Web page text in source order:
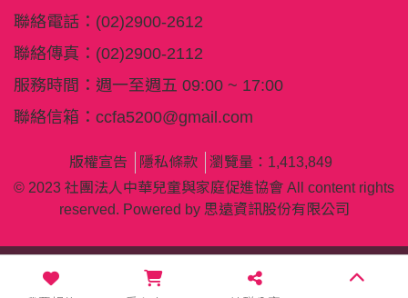
聯絡電話： (02)2900-2612
聯絡傳真： (02)2900-2112
服務時間：週一至週五 09:00 ~ 17:00
聯絡信箱： ccfa5200@gmail.com
版權宣告 隱私條款
瀏覽量：1,413,849
© 2023 社團法人中華兒童與家庭促進協會 All content rights
reserved. Powered by 思遠資訊股份有限公司
本網站使用 cookie 及相關技術分析來改善使用